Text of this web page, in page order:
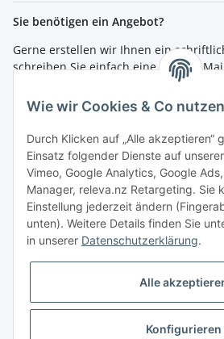
Sie benötigen ein Angebot?
Gerne erstellen wir Ihnen ein
schreiben Sie einfach eine kurze E-
Bestellen per Fax oder Tel:
Tel.: 0261 / 50089561
Fax: 0261 / 50089555
So erreichen Sie uns
Shop.4teachers.de
Maximinstraße 1
56072 Koblenz
Tel.: 0261 / 50089561
Vertrag
Wie wir Cookies & Co nutzen
Durch Klicken auf „Alle akzeptieren“
Einsatz folgender Dienste auf
Vimeo, Google Analytics, Google
Manager, releva.nz Retargeting. Sie
Einstellung jederzeit ändern
unten). Weitere Details finden Sie
in unserer Datenschutzerklärung.
Alle
Konfigurieren